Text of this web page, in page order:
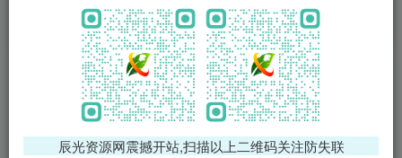
VIP特权介绍
火
VIP特权介绍
影视源码
影视源码
免费领支付宝红包
腾讯轻量4核4G3M服务器38元/
辰光资源网震撼开站,扫描以上二维码关注防失联